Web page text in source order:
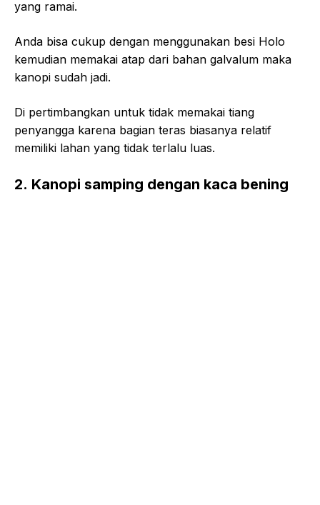
yang ramai.
Anda bisa cukup dengan menggunakan besi Holo
kemudian memakai atap dari bahan galvalum maka
kanopi sudah jadi.
Di pertimbangkan untuk tidak memakai tiang
penyangga karena bagian teras biasanya relatif
memiliki lahan yang tidak terlalu luas.
2. Kanopi samping dengan kaca bening